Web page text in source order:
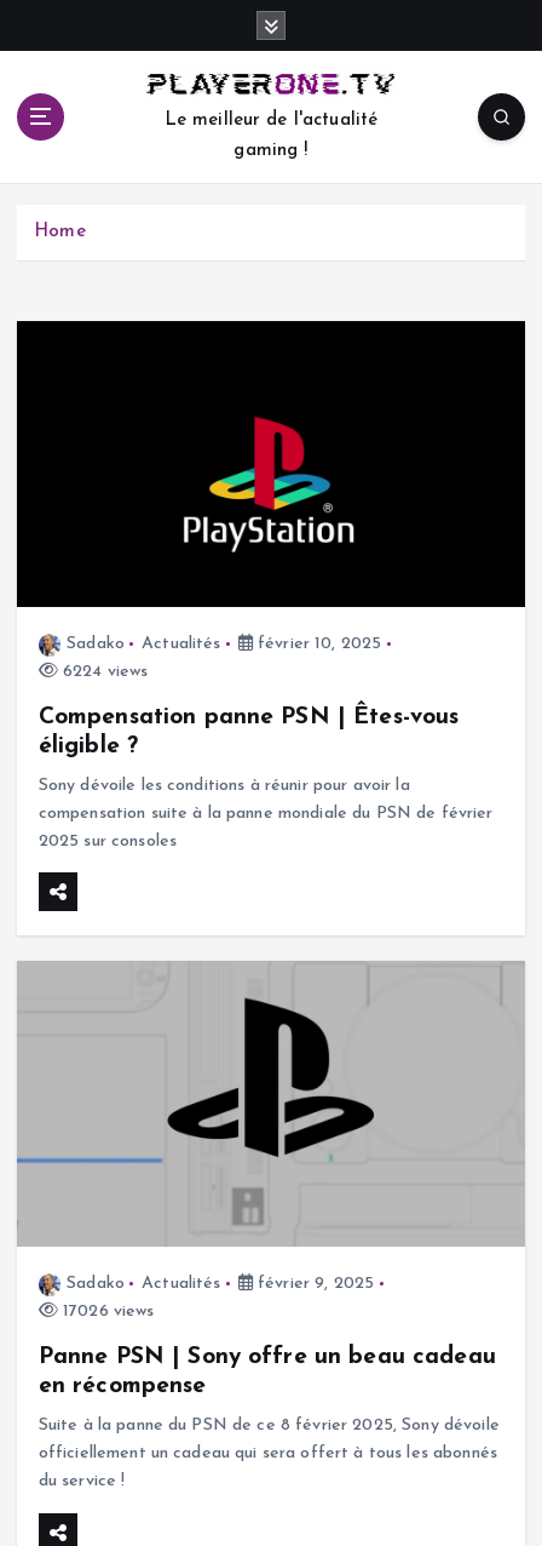
c
Le meilleur de l'actualité
gaming !
Home
Sadako Actualités
février 10, 2025
6224 views
Compensation panne PSN | Êtes-vous
éligible ?
Sony dévoile les conditions à réunir pour avoir la
compensation suite à la panne mondiale du PSN de février
2025 sur consoles
Sadako Actualités
février 9, 2025
17026 views
Panne PSN | Sony offre un beau cadeau
en récompense
Suite à la panne du PSN de ce 8 février 2025, Sony dévoile
officiellement un cadeau qui sera offert à tous les abonnés
du service !